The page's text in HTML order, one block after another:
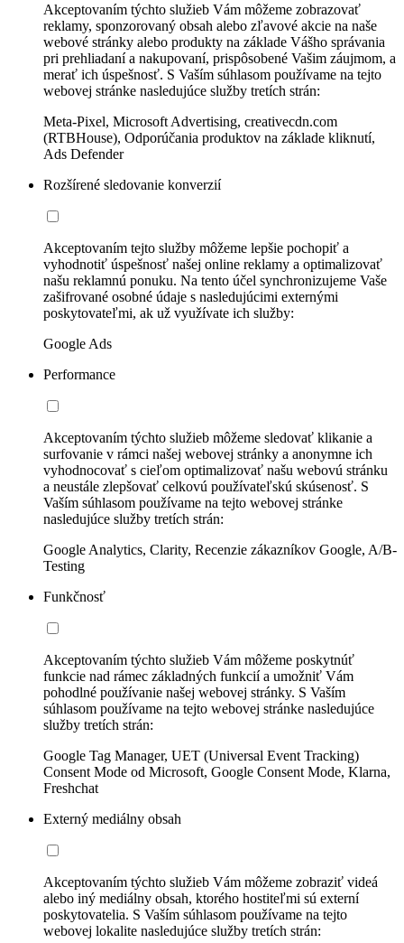
Akceptovaním týchto služieb Vám môžeme zobrazovať
reklamy, sponzorovaný obsah alebo zľavové akcie na naše
webové stránky alebo produkty na základe Vášho správania
pri prehliadaní a nakupovaní, prispôsobené Vašim záujmom, a
merať ich úspešnosť. S Vaším súhlasom používame na tejto
webovej stránke nasledujúce služby tretích strán:
Meta-Pixel, Microsoft Advertising, creativecdn.com
(RTBHouse), Odporúčania produktov na základe kliknutí,
Ads Defender
Rozšírené sledovanie konverzií
Akceptovaním tejto služby môžeme lepšie pochopiť a
vyhodnotiť úspešnosť našej online reklamy a optimalizovať
našu reklamnú ponuku. Na tento účel synchronizujeme Vaše
zašifrované osobné údaje s nasledujúcimi externými
poskytovateľmi, ak už využívate ich služby:
Google Ads
Performance
Akceptovaním týchto služieb môžeme sledovať klikanie a
surfovanie v rámci našej webovej stránky a anonymne ich
vyhodnocovať s cieľom optimalizovať našu webovú stránku
a neustále zlepšovať celkovú používateľskú skúsenosť. S
Vaším súhlasom používame na tejto webovej stránke
nasledujúce služby tretích strán:
Google Analytics, Clarity, Recenzie zákazníkov Google, A/B-
Testing
Funkčnosť
Akceptovaním týchto služieb Vám môžeme poskytnúť
funkcie nad rámec základných funkcií a umožniť Vám
pohodlné používanie našej webovej stránky. S Vaším
súhlasom používame na tejto webovej stránke nasledujúce
služby tretích strán:
Google Tag Manager, UET (Universal Event Tracking)
Consent Mode od Microsoft, Google Consent Mode, Klarna,
Freshchat
Externý mediálny obsah
Akceptovaním týchto služieb Vám môžeme zobraziť videá
alebo iný mediálny obsah, ktorého hostiteľmi sú externí
poskytovatelia. S Vaším súhlasom používame na tejto
webovej lokalite nasledujúce služby tretích strán: